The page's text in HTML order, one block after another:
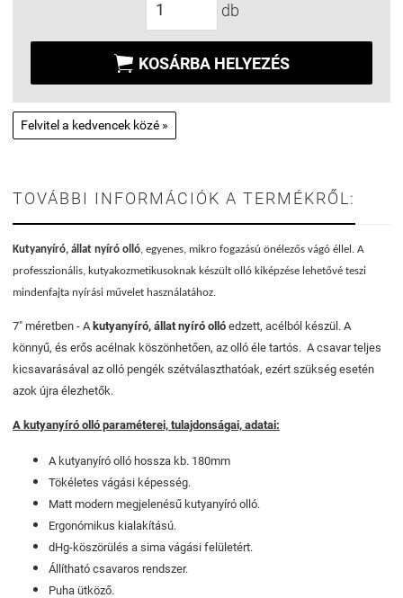
db
 KOSÁRBA HELYEZÉS
Felvitel a kedvencek közé »
TOVÁBBI INFORMÁCIÓK A TERMÉKRŐL:
Kutyanyíró, állat nyíró olló , egyenes, mikro fogazású önélezős vágó éllel. A
professzionális, kutyakozmetikusoknak készült olló kiképzése lehetővé teszi
mindenfajta nyírási művelet használatához.
7" méretben - A kutyanyíró, állat nyíró olló edzett, acélból készül. A
könnyű, és erős acélnak köszönhetően, az olló éle tartós. A csavar teljes
kicsavarásával az olló pengék szétválaszthatóak, ezért szükség esetén
azok újra élezhetők.
A kutyanyíró olló paraméterei, tulajdonságai, adatai:
A kutyanyíró olló hossza kb. 180mm
Tökéletes vágási képesség.
Matt modern megjelenésű kutyanyíró olló.
Ergonómikus kialakítású.
dHg-köszörülés a sima vágási felületért.
Állítható csavaros rendszer.
Puha ütköző.